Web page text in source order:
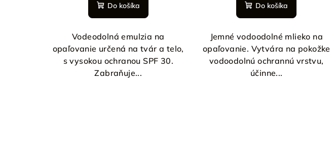
Do košíka
Vodeodolná emulzia na
opaľovanie určená na tvár a telo,
s vysokou ochranou SPF 30.
Zabraňuje...
Do košíka
Jemné vodoodolné mlieko na
opaľovanie. Vytvára na pokožke
vodoodolnú ochrannú vrstvu,
účinne...